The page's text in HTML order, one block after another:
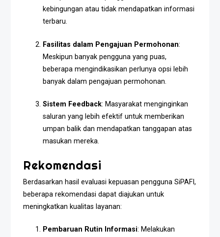
kebingungan atau tidak mendapatkan informasi
terbaru.
Fasilitas dalam Pengajuan Permohonan:
Meskipun banyak pengguna yang puas,
beberapa mengindikasikan perlunya opsi lebih
banyak dalam pengajuan permohonan.
Sistem Feedback: Masyarakat menginginkan
saluran yang lebih efektif untuk memberikan
umpan balik dan mendapatkan tanggapan atas
masukan mereka.
Rekomendasi
Berdasarkan hasil evaluasi kepuasan pengguna SiPAFI,
beberapa rekomendasi dapat diajukan untuk
meningkatkan kualitas layanan:
Pembaruan Rutin Informasi: Melakukan